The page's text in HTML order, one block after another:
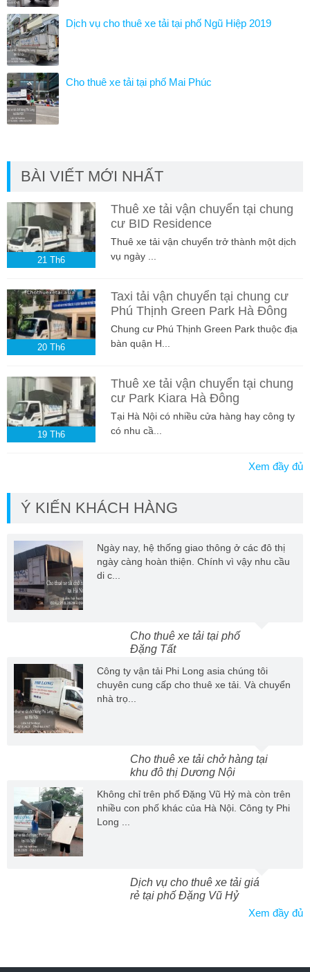
Dịch vụ cho thuê xe tải tại phố Ngũ Hiệp 2019
Cho thuê xe tải tại phố Mai Phúc
BÀI VIẾT MỚI NHẤT
21 Th6
Thuê xe tải vận chuyển tại chung
cư BID Residence
Thuê xe tải vận chuyển trở thành một dịch
vụ ngày ...
20 Th6
Taxi tải vận chuyển tại chung cư
Phú Thịnh Green Park Hà Đông
Chung cư Phú Thịnh Green Park thuộc địa
bàn quận H...
19 Th6
Thuê xe tải vận chuyển tại chung
cư Park Kiara Hà Đông
Tại Hà Nội có nhiều cửa hàng hay công ty
có nhu cầ...
Xem đầy đủ
Ý KIẾN KHÁCH HÀNG
Ngày nay, hệ thống giao thông ở các đô thị
ngày càng hoàn thiện. Chính vì vậy nhu cầu
di c...
Cho thuê xe tải tại phố
Đặng Tất
Công ty vận tải Phi Long asia chúng tôi
chuyên cung cấp cho thuê xe tải. Và chuyển
nhà trọ...
Cho thuê xe tải chở hàng tại
khu đô thị Dương Nội
Không chỉ trên phố Đặng Vũ Hỷ mà còn trên
nhiều con phố khác của Hà Nội. Công ty Phi
Long ...
Dịch vụ cho thuê xe tải giá
rẻ tại phố Đặng Vũ Hỷ
Xem đầy đủ